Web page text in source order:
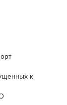
к